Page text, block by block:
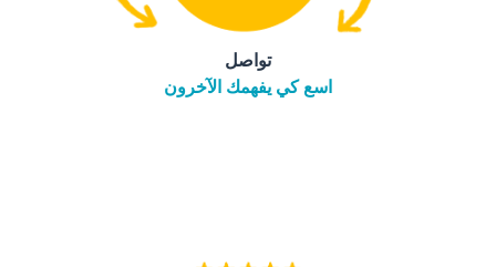
تواصل
اسع كي يفهمك الآخرون